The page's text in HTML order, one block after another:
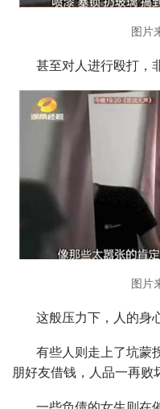
图片
甚至对人进行殴打，
图片
这般压力下，人的身
有些人则走上了坑蒙
朋好友借钱，人品一再败